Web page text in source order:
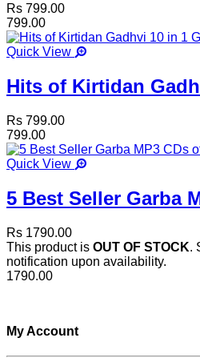
Rs 799.00
799.00
Quick View
Hits of Kirtidan
Rs 799.00
799.00
Quick View
5 Best Seller Garba
Rs 1790.00
This product is OUT OF STOCK.
notification upon availability.
1790.00
My Account